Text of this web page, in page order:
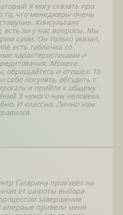
я могу сказать про
то, что менеджеры очень
Консультант
есть ли у нас вопросы. Мы
сами. Он только указал,
есть табличка со
характеристиками и
Можете
обращайтесь и отошёл. То
себе погулять, обсудить с
и прийти к общему
3 чужого нам человека.
И классно. Лично нам
Гагарина произвёл на
от широты выбора
завершения
впервые привели меня